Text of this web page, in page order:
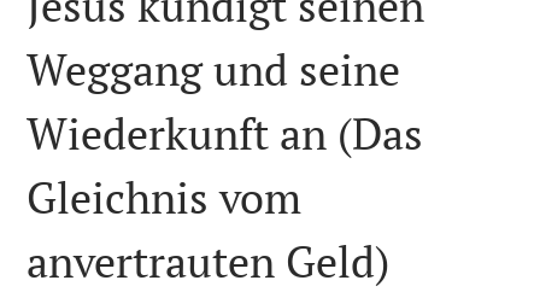
Weggang und seine
Wiederkunft an (Das
Gleichnis vom
anvertrauten Geld)